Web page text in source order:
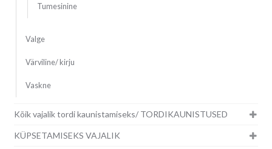
Tumesinine
Valge
Värviline/ kirju
Vaskne
Kõik vajalik tordi kaunistamiseks/ TORDIKAUNISTUSED
KÜPSETAMISEKS VAJALIK